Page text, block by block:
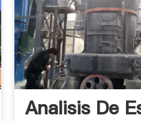
Analisis De